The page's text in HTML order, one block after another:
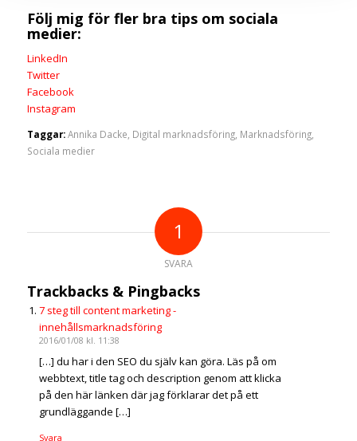
Följ mig för fler bra tips om sociala
medier:
LinkedIn
Twitter
Facebook
Instagram
Taggar: Annika Dacke Digital marknadsföring, Marknadsföring,
Sociala medier
1
SVARA
Trackbacks & Pingbacks
7 steg till content marketing -
innehållsmarknadsföring
2016/01/08 kl. 11:38
[…] du har i den SEO du själv kan göra. Läs på om
webbtext, title tag och description genom att klicka
på den här länken där jag förklarar det på ett
grundläggande […]
Svara